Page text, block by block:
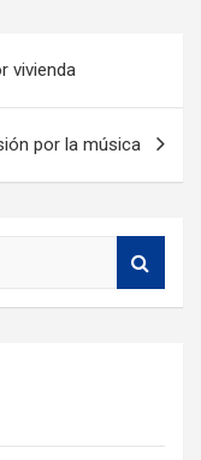
vivienda
por la música